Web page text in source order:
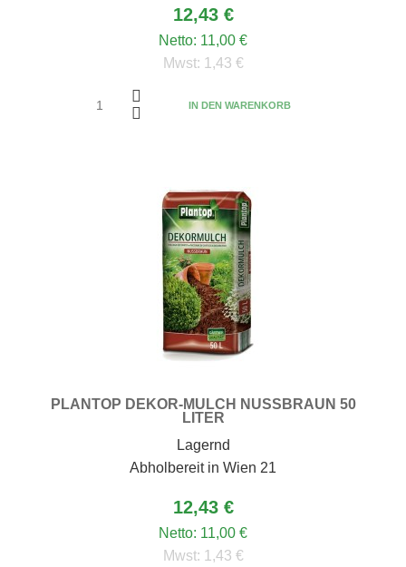
12,43 €
Netto: 11,00 €
Mwst: 1,43 €
IN DEN WARENKORB
PLANTOP DEKOR-MULCH NUSSBRAUN 50
LITER
Lagernd
Abholbereit in Wien 21
12,43 €
Netto: 11,00 €
Mwst: 1,43 €